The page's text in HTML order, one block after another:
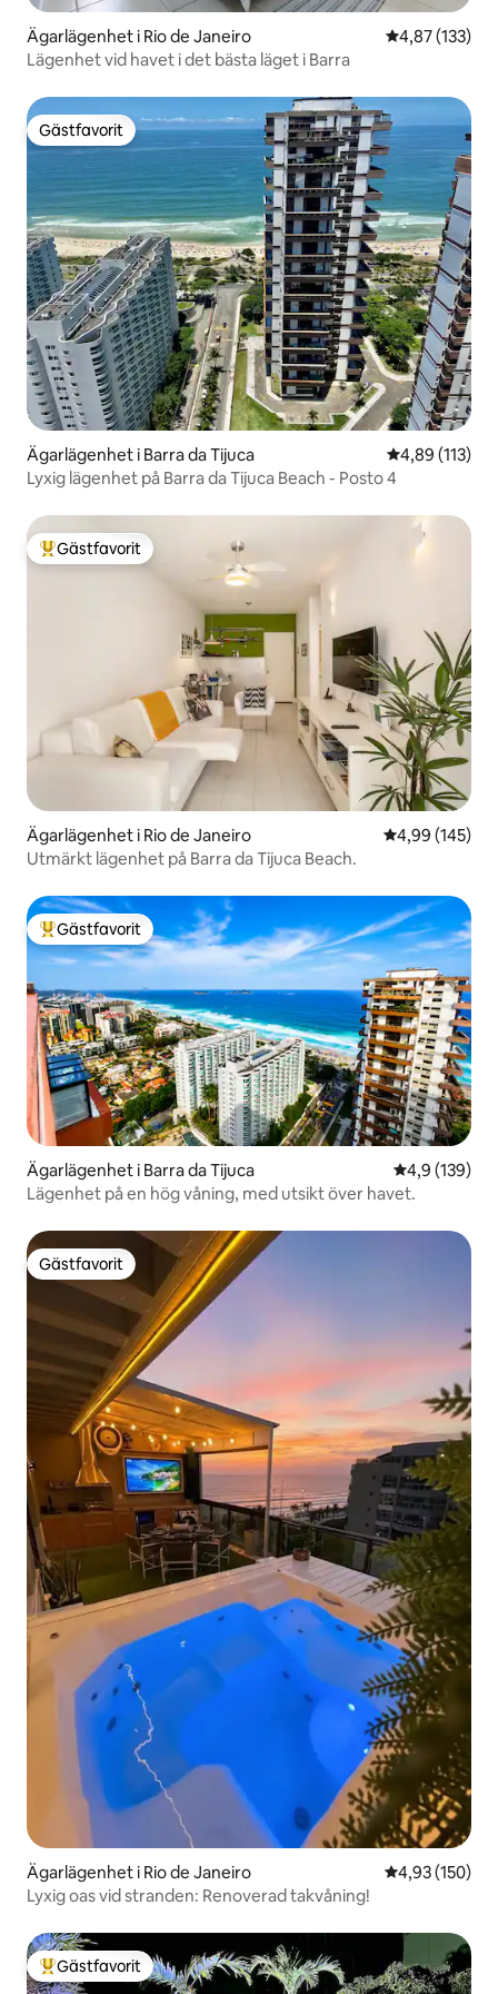
Ägarlägenhet i Rio de Janeiro 4,87 av 5 i
4,87 (133)
Lägenhet vid havet i det bästa läget i Barra
Gästfavorit
Gästfavorit
Ägarlägenhet i Barra da Tijuca 4,89 av 5 i
4,89 (113)
Lyxig lägenhet på Barra da Tijuca Beach - Posto 4
Populär gästfavorit
Gästfavorit
Ägarlägenhet i Rio de Janeiro 4,99 av 5 i
4,99 (145)
Utmärkt lägenhet på Barra da Tijuca Beach.
Populär gästfavorit
Gästfavorit
Ägarlägenhet i Barra da Tijuca 4,9 av 5 i
4,9 (139)
Lägenhet på en hög våning, med utsikt över havet.
Gästfavorit
Gästfavorit
Ägarlägenhet i Rio de Janeiro 4,93 av 5 i
4,93 (150)
Lyxig oas vid stranden: Renoverad takvåning!
Populär gästfavorit
Gästfavorit